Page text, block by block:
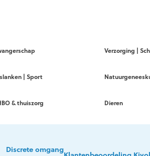
| Sport
& thuiszorg
Verzorging |
Dieren
Discrete omgang